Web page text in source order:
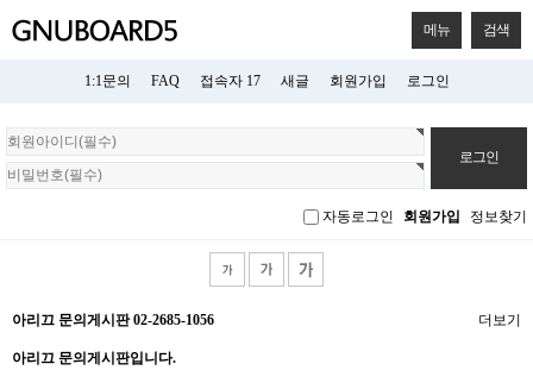
메뉴 검색
1:1문의 FAQ 접속자 17 새글 회원가입 로그인
회
원
로
자동로그인 회원가입 정보찾기
아리끄 문의게시판 02-2685-1056
아리끄 문의게시판입니다.
더보기